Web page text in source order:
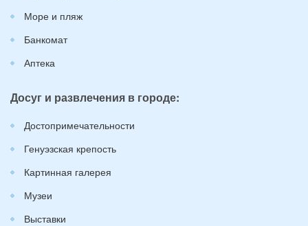
Море и пляж
Банкомат
Аптека
Досуг и развлечения в городе:
Достопримечательности
Генуэзская крепость
Картинная галерея
Музеи
Выставки